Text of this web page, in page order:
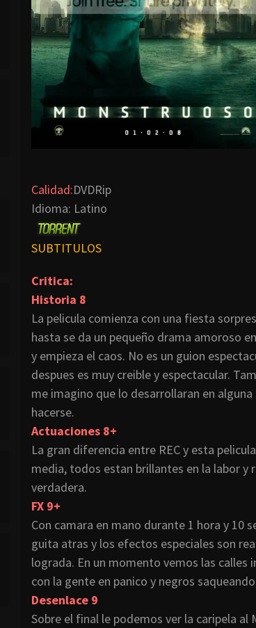
Calidad:DVDRip
Idioma: Latino
SUBTITULOS
Critica:
Historia 8
La pelicula comienza con una fiesta
hasta se da un pequeño drama amoroso
y empieza el caos. No es un guion
despues es muy creibley espectacular.
me imagino que lo desarrollaran en
hacerse.
Actuaciones 8+
La gran diferencia entre RECy esta pelicula
media, todos estan brillantes en la labor y
verdadera.
FX 9+
Con camara en mano durante 1 hora y 10
guita atras y los efectos especiales son
lograda. En un momento vemos las calles
con la gente en panico y negros
Desenlace 9
Sobre el final le podemos ver la caripela al